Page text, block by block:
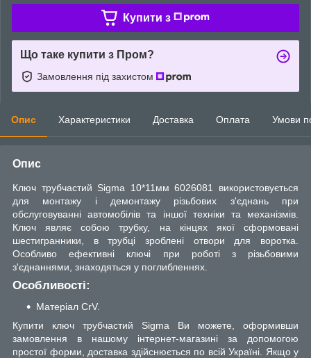
Купити з
Що таке купити з Пром?
Замовлення під захистом
Опис Характеристики Доставка Оплата Умови
Опис
Ключ трубчастий Sigma 10*11мм 6026081 використовується
для монтажу і демонтажу різьбових з'єднань при
обслуговуванні автомобілів та іншої техніки та механізмів.
Ключ являє собою трубку, на кінцях якої сформовані
шестигранники, в трубці зроблені отвори для воротка.
Особливо ефективні ключі при роботі з різьбовими
з'єднаннями, знаходяться у поглибленнях.
Особливості:
Матеріал CrV.
Купити ключ трубчастий Sigma Ви можете, оформивши
замовлення в нашому інтернет-магазині за допомогою
простої форми, доставка здійснюється по всій Україні. Якщо у